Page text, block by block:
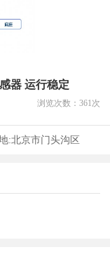
器 运行稳定
浏览次数： 361次
:北京市门头沟区